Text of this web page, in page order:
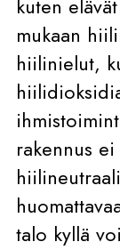
kuten
mukaan
hiilinielut,
rakennus
talo kyllä